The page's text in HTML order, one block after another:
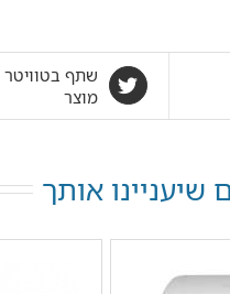
שתף בטוויטר
מוצר
שיעניינו אותך